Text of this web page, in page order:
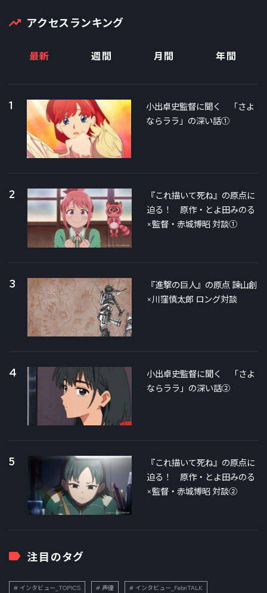
アクセスランキング
最新 週間 月間 年間
1
小出卓史監督に聞く 「さよ
ならララ」の深い話①
2
『これ描いて死ね』の原点に
迫る！ 原作・とよ田みのる
×監督・赤城博昭 対談①
3
『進撃の巨人』の原点 諫山創
×川窪慎太郎 ロング対談
4
小出卓史監督に聞く 「さよ
ならララ」の深い話②
5
『これ描いて死ね』の原点に
迫る！ 原作・とよ田みのる
×監督・赤城博昭 対談②
注目のタグ
インタビュー_TOPICS 声優 インタビュー_FebriTALK